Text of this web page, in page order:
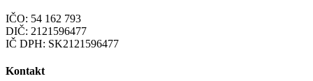
IČO: 54 162 793
DIČ: 2121596477
IČ DPH: SK2121596477
Kontakt